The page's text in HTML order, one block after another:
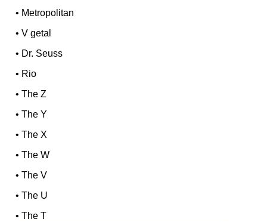
• Metropolitan
•V getal
• Dr. Seuss
• Rio
•The Z
•The Y
•The X
•The W
•The V
•The U
•The T